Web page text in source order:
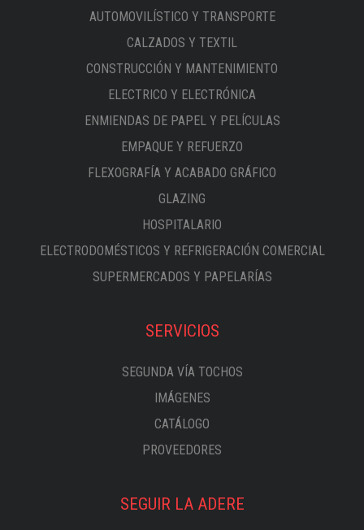
AUTOMOVILÍSTICO Y TRANSPORTE
CALZADOS Y TEXTIL
CONSTRUCCIÓN Y MANTENIMIENTO
ELECTRICO Y ELECTRÓNICA
ENMIENDAS DE PAPEL Y PELÍCULAS
EMPAQUE Y REFUERZO
FLEXOGRAFÍA Y ACABADO GRÁFICO
GLAZING
HOSPITALARIO
ELECTRODOMÉSTICOS Y REFRIGERACIÓN COMERCIAL
SUPERMERCADOS Y PAPELARÍAS
SERVICIOS
SEGUNDA VÍA TOCHOS
IMÁGENES
CATÁLOGO
PROVEEDORES
SEGUIR LA ADERE